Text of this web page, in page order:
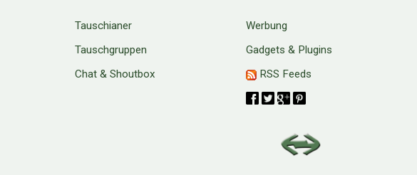
Tauschianer
Tauschgruppen
Chat & Shoutbox
Werbung
Gadgets & Plugins
RSS Feeds